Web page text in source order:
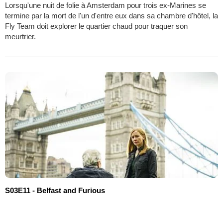
Lorsqu'une nuit de folie à Amsterdam pour trois ex-Marines se
termine par la mort de l'un d'entre eux dans sa chambre d'hôtel, la
Fly Team doit explorer le quartier chaud pour traquer son
meurtrier.
S03E11 - Belfast and Furious